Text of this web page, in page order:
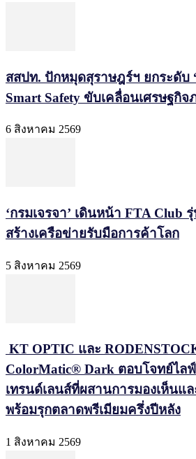
สสปท. ปักหมุดสุราษฎร์ฯ ยกระดับ
Smart Safety ขับเคลื่อนเศรษฐกิจ
6 สิงหาคม 2569
‘กรมเจรจา’ เดินหน้า FTA Club
สร้างเครือข่ายรับมือการค้าโลก
5 สิงหาคม 2569
KT OPTIC และ
ColorMatic® Dark ตอบโจทย์ไล
เทรนด์เลนส์ที่ผสานการมองเห็นแ
พร้อมรุกตลาดพรีเมียมครึ่งปีหลัง
1 สิงหาคม 2569